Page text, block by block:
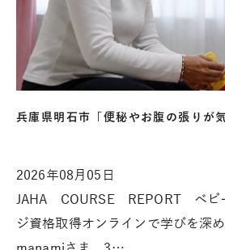
兵庫県明石市「便秘やお腹の張りが
2026年08月05日
JAHA COURSE REPORT ベビ
ジ資格取得オンラインで学びを深